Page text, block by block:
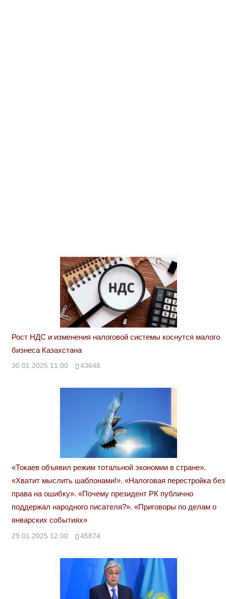
Рост НДС и изменения налоговой системы коснутся малого
бизнеса Казахстана
30.01.2025 11:00 43648
«Токаев объявил режим тотальной экономии в стране».
«Хватит мыслить шаблонами!». «Налоговая перестройка без
права на ошибку». «Почему президент РК публично
поддержал народного писателя?». «Приговоры по делам о
январских событиях»
29.01.2025 12:00 45874